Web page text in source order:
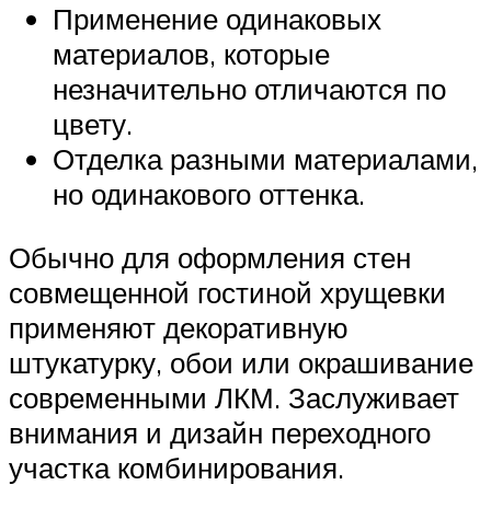
Применение одинаковых
материалов, которые
незначительно отличаются по
цвету.
Отделка разными материалами,
но одинакового оттенка.
Обычно для оформления стен
совмещенной гостиной хрущевки
применяют декоративную
штукатурку, обои или окрашивание
современными ЛКМ. Заслуживает
внимания и дизайн переходного
участка комбинирования.